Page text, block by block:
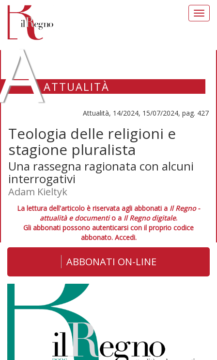
ATTUALITÀ
Attualità, 14/2024, 15/07/2024, pag. 427
Teologia delle religioni e
stagione pluralista
Una rassegna ragionata con alcuni
interrogativi
Adam Kieltyk
La lettura dell'articolo è riservata agli abbonati a Il Regno -
attualità e documentio a Il Regno digitale.
Gli abbonati possono autenticarsi con il proprio codice
abbonato. Accedi.
ABBONATI ON-LINE